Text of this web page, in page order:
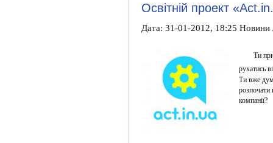
Освітній проект
Дата: 31-01-2012, 18:25 Новини
Ти
рухатись
Ти вже
розпочати
компанії?